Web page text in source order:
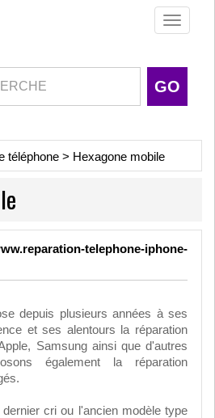
Toggle
téléphone > Hexagone mobile
telephone-iphone-
depuis plusieurs années à ses
et ses alentours la réparation
Samsung ainsi que d'autres
également la réparation
cri ou l'ancien modèle type